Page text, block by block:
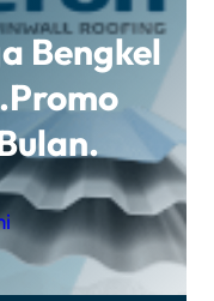
Bengkel